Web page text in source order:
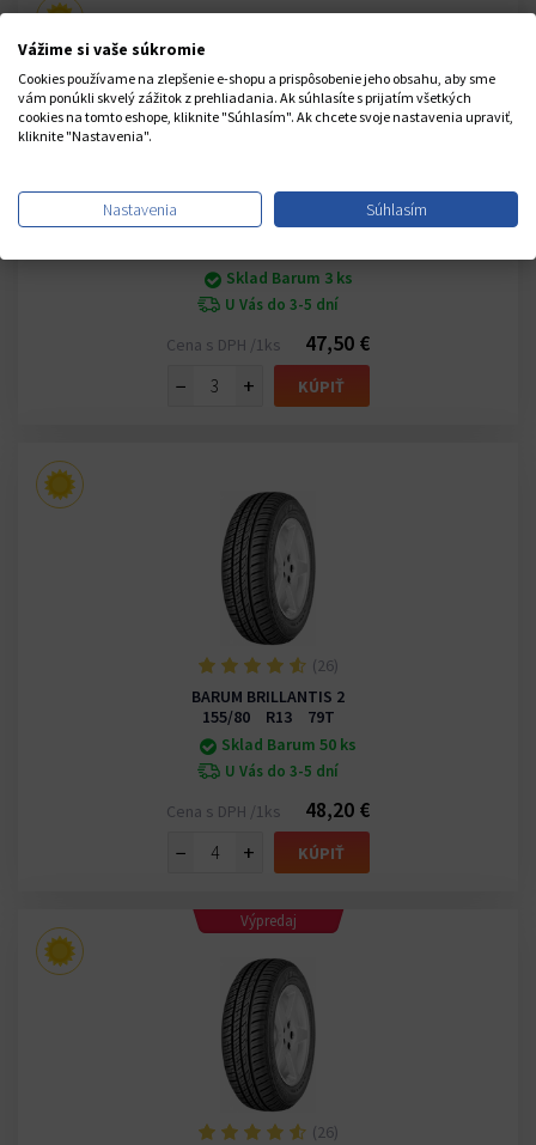
(26)
BARUM BRILLANTIS 2
Sklad Barum 3 ks
U Vás do 3-5 dní
Cena s DPH /1ks
47,50 €
−
+ KÚPIŤ
(26)
BARUM BRILLANTIS 2
155/80 R13 79T
Sklad Barum 50 ks
U Vás do 3-5 dní
Cena s DPH /1ks
48,20 €
−
+ KÚPIŤ
Výpredaj
(26)
Vážime si vaše súkromie
Cookies používame na zlepšenie e-shopu a prispôsobenie jeho obsahu, aby sme
vám ponúkli skvelý zážitok z prehliadania. Ak súhlasíte s prijatím všetkých
cookies na tomto eshope, kliknite "Súhlasím". Ak chcete svoje nastavenia upraviť,
kliknite "Nastavenia".
Nastavenia Súhlasím